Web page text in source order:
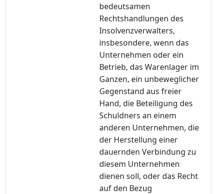
bedeutsamen
Rechtshandlungen des
Insolvenzverwalters,
insbesondere, wenn das
Unternehmen oder ein
Betrieb, das Warenlager im
Ganzen, ein unbeweglicher
Gegenstand aus freier
Hand, die Beteiligung des
Schuldners an einem
anderen Unternehmen, die
der Herstellung einer
dauernden Verbindung zu
diesem Unternehmen
dienen soll, oder das Recht
auf den Bezug